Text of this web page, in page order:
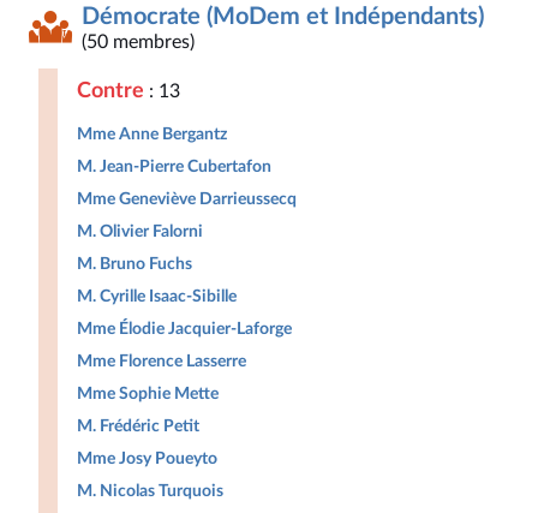
Démocrate (MoDem et Indépendants)
(50 membres)
Contre : 13
Mme Anne Bergantz
M. Jean-Pierre Cubertafon
Mme Geneviève Darrieussecq
M. Olivier Falorni
M. Bruno Fuchs
M. Cyrille Isaac-Sibille
Mme Élodie Jacquier-Laforge
Mme Florence Lasserre
Mme Sophie Mette
M. Frédéric Petit
Mme Josy Poueyto
M. Nicolas Turquois